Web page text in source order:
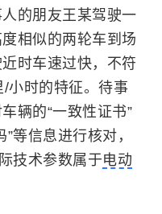
的朋友王某驾驶一
相似的两轮车到场
时车速过快，不符
/小时的特征。待事
辆的“一致性证书”
等信息进行核对，
技术参数属于电动